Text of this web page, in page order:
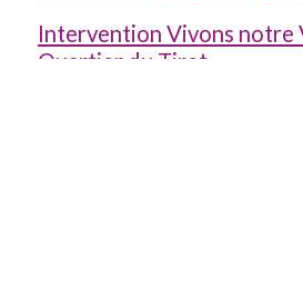
Intervention Vivons notre
Quartier du Tiret